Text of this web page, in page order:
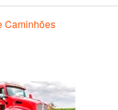
Caminhões